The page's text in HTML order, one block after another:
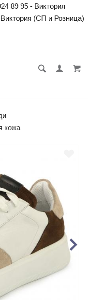
89 95 - Виктория
(СП и Розница)
кожа